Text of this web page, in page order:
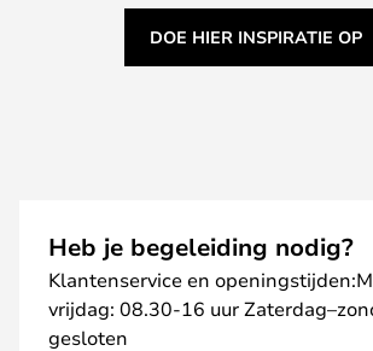
DOE HIER INSPIRATIE OP
Heb je begeleiding nodig?
Klantenservice en
vrijdag: 08.30-16 uur
gesloten